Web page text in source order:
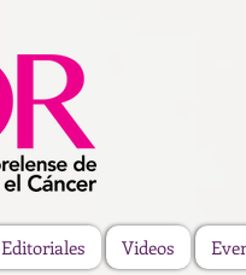
Editoriales Videos